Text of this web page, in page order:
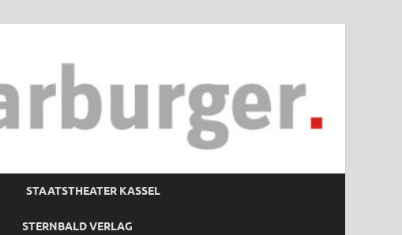
STAATSTHEATER KASSEL
STERNBALD VERLAG